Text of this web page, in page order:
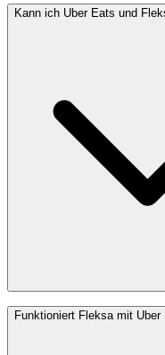
Uber-Eats-
Kuriernutzung häufig bis
Kartengebühren.
Kann ich Uber Eats und
Ja. Fleksa bündelt Ihre
und Küchenbildschirm,
arbeitet, während Ihr
Funktioniert Fleksa mit